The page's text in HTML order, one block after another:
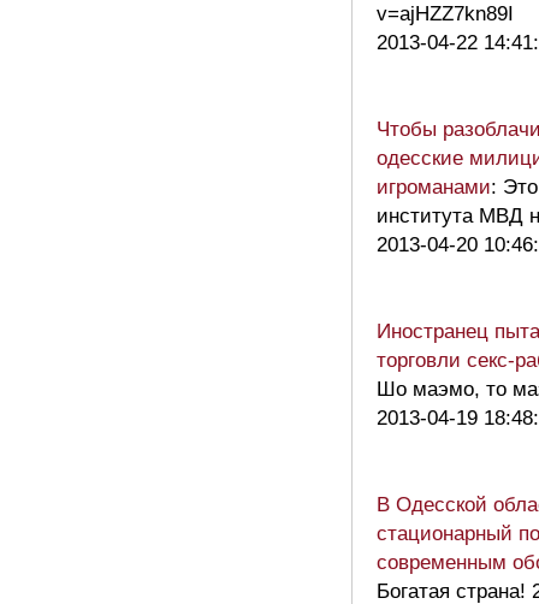
v=ajHZZ7kn89I
2013-04-22
Чтобы
одесские
игроманами:
института МВД
2013-04-20
Иностранец
торговли секс-
Шо маэмо, то
2013-04-19
В Одесской
стационарный
современным
Богатая страна!